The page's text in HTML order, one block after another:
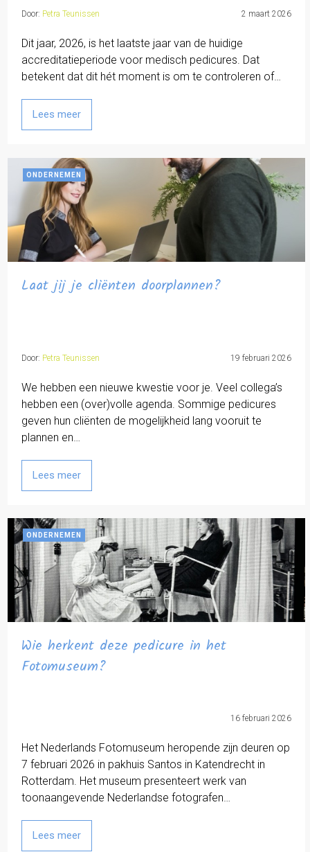
Door: Petra Teunissen 2 maart 2026
Dit jaar, 2026, is het laatste jaar van de huidige
accreditatieperiode voor medisch pedicures. Dat
betekent dat dit hét moment is om te controleren of…
Lees meer
ONDERNEMEN
Laat jij je cliënten doorplannen?
Door: Petra Teunissen 19 februari 2026
We hebben een nieuwe kwestie voor je. Veel collega’s
hebben een (over)volle agenda. Sommige pedicures
geven hun cliënten de mogelijkheid lang vooruit te
plannen en…
Lees meer
ONDERNEMEN
Wie herkent deze pedicure in het
Fotomuseum?
16 februari 2026
Het Nederlands Fotomuseum heropende zijn deuren op
7 februari 2026 in pakhuis Santos in Katendrecht in
Rotterdam. Het museum presenteert werk van
toonaangevende Nederlandse fotografen…
Lees meer